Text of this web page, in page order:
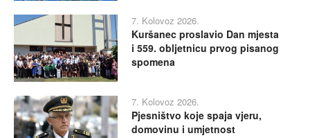
7. Kolovoz 2026.
Kuršanec proslavio Dan mjesta
i 559. obljetnicu prvog pisanog
spomena
7. Kolovoz 2026.
Pjesništvo koje spaja vjeru,
domovinu i umjetnost